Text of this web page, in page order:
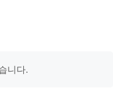
니다.